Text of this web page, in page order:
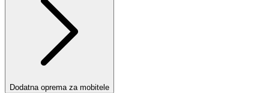
Dodatna oprema za mobitele